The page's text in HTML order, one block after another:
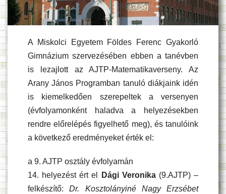
A Miskolci Egyetem Földes Ferenc Gyakorló
Gimnázium szervezésében ebben a tanévben
is lezajlott az AJTP-Matematikaverseny. Az
Arany János Programban tanuló diákjaink idén
is kiemelkedően szerepeltek a versenyen
(évfolyamonként haladva a helyezésekben
rendre előrelépés figyelhető meg), és tanulóink
a következő eredményeket érték el:
a 9. AJTP osztály évfolyamán
14. helyezést ért el
Dági Veronika(9.AJTP) –
felkészítő:Dr. Kosztolányiné Nagy Erzsébet